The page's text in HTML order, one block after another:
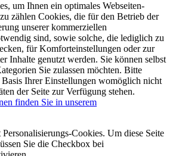
um Ihnen ein optimales Webseiten-
zählen Cookies, die für den Betrieb der
unserer kommerziellen
sind, sowie solche, die lediglich zu
für Komforteinstellungen oder zur
Inhalte genutzt werden. Sie können selbst
Sie zulassen möchten. Bitte
Basis Ihrer Einstellungen womöglich nicht
der Seite zur Verfügung stehen.
finden Sie in unserem
Cookies. Um diese Seite
Sie die Checkbox bei